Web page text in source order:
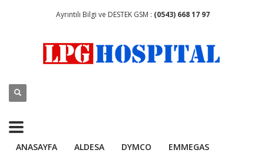
Ayrıntılı Bilgi ve DESTEK GSM : (0543) 668 17 97
ANASAYFA ALDESA DYMCO
EMMEGAS